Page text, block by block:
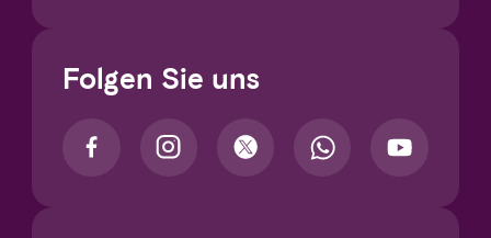
Folgen Sie uns